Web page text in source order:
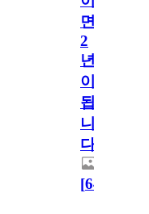
면
2
년
이
됩
니
다.
[64